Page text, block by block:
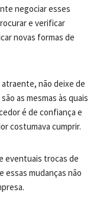
negociar esses
e verificar
novas formas de
não deixe de
as mesmas às quais
é de confiança e
costumava cumprir.
eventuais trocas de
mudanças não